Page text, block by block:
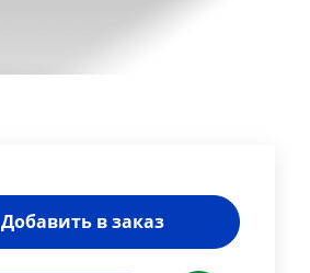
Добавить в заказ